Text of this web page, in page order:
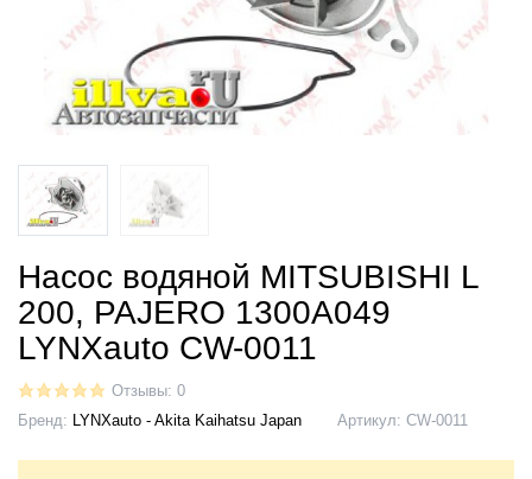
Насос водяной MITSUBISHI L
200, PAJERO 1300A049
LYNXauto CW-0011
Отзывы: 0
Бренд: LYNXauto - Akita Kaihatsu Japan Артикул: CW-0011